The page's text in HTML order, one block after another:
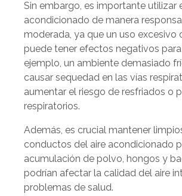
Sin embargo, es importante utilizar
acondicionado de manera
moderada, ya que un uso excesivo
puede tener efectos negativos
ejemplo, un ambiente demasiado
causar sequedad en las vías
aumentar el riesgo de resfriados o
respiratorios.
Además, es crucial mantener
conductos del aire acondicionado
acumulación de polvo, hongos y
podrían afectar la calidad del aire
problemas de salud.